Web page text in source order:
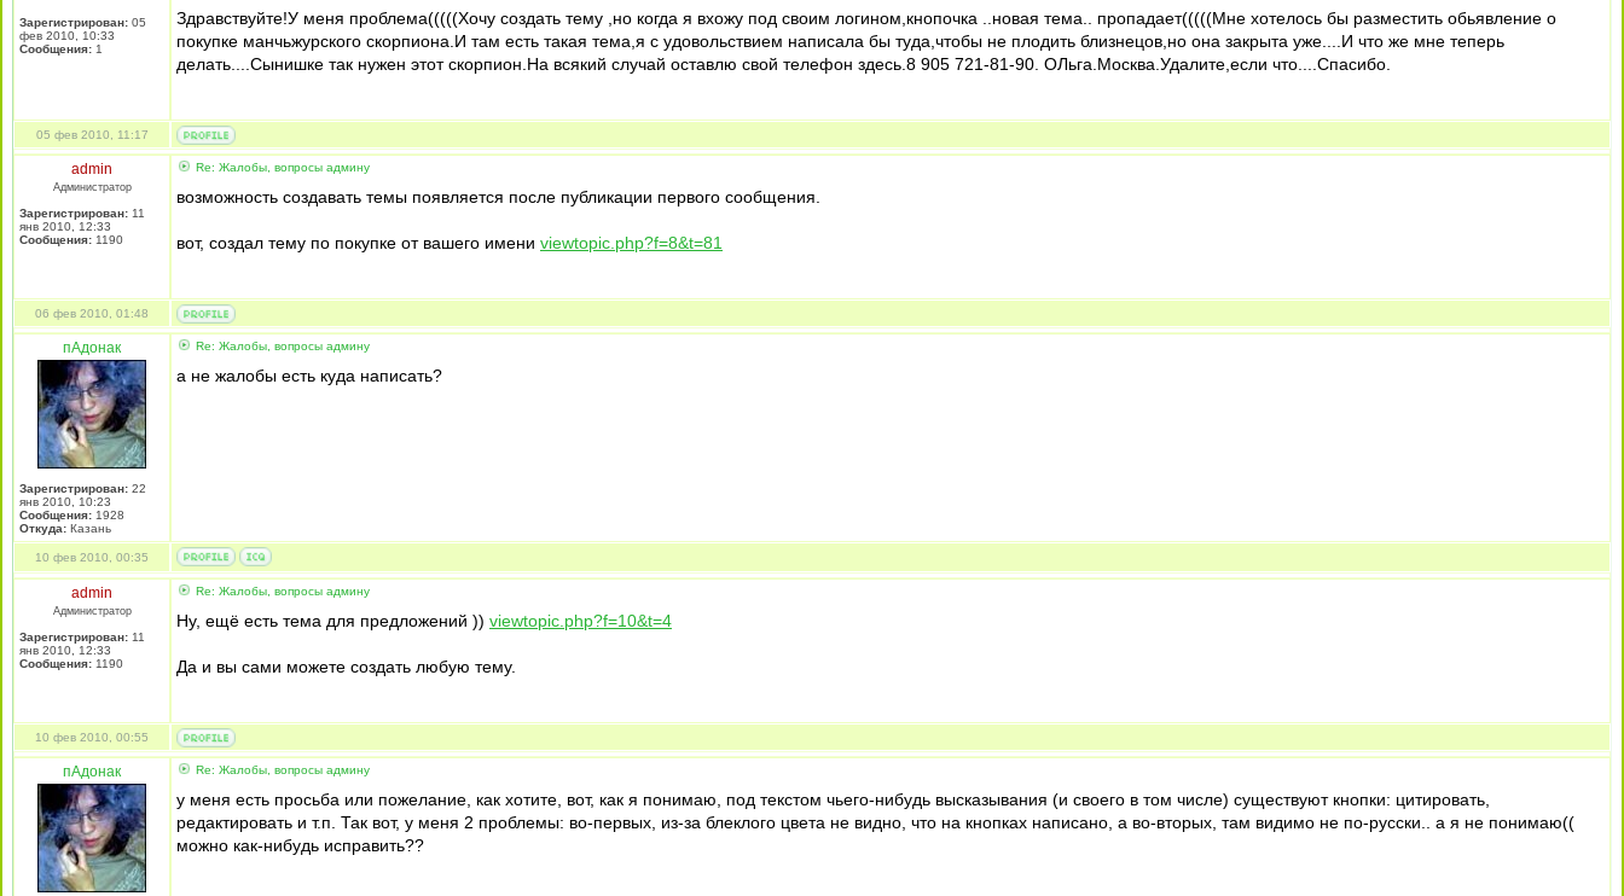
Зарегистрирован: 05
фев 2010, 10:33
Сообщения: 1
Здравствуйте!У меня проблема(((((Хочу создать тему ,но когда я вхожу под своим логином,кнопочка ..новая тема.. пропадает(((((Мне хотелось бы разместить обьявление о
покупке манчьжурского скорпиона.И там есть такая тема,я с удовольствием написала бы туда,чтобы не плодить близнецов,но она закрыта уже....И что же мне теперь
делать....Сынишке так нужен этот скорпион.На всякий случай оставлю свой телефон здесь.8 905 721-81-90. ОЛьга.Москва.Удалите,если что....Спасибо.
05 фев 2010, 11:17
admin
Администратор
Зарегистрирован: 11
янв 2010, 12:33
Сообщения: 1190
Re: Жалобы, вопросы админу
возможность создавать темы появляется после публикации первого сообщения.
вот, создал тему по покупке от вашего имени viewtopic.php?f=8&t=81
06 фев 2010, 01:48
пАдонак
Зарегистрирован: 22
янв 2010, 10:23
Сообщения: 1928
Откуда: Казань
Re: Жалобы, вопросы админу
а не жалобы есть куда написать?
10 фев 2010, 00:35
admin
Администратор
Зарегистрирован: 11
янв 2010, 12:33
Сообщения: 1190
Re: Жалобы, вопросы админу
Ну, ещё есть тема для предложений )) viewtopic.php?f=10&t=4
Да и вы сами можете создать любую тему.
10 фев 2010, 00:55
пАдонак Re: Жалобы, вопросы админу
у меня есть просьба или пожелание, как хотите, вот, как я понимаю, под текстом чьего-нибудь высказывания (и своего в том числе) существуют кнопки: цитировать,
редактировать и т.п. Так вот, у меня 2 проблемы: во-первых, из-за блеклого цвета не видно, что на кнопках написано, а во-вторых, там видимо не по-русски.. а я не понимаю((
можно как-нибудь исправить??